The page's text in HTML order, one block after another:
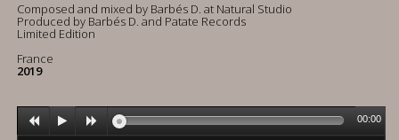
Composed and mixed by Barbés D. at Natural Studio
Produced by Barbés D. and Patate Records
Limited Edition
France
2019
00:00